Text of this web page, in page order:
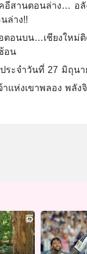
สานตอนล่าง… อลั
ล่าง!!
ตอนบน…เชียงใหม่ติ
อน
ระจำวันที่ 27 มิถุน
แห่งเขาพลอง พลัง